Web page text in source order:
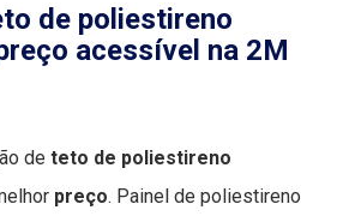
de poliestireno
acessível na 2M
deteto de poliestireno
preço. Painel de poliestireno